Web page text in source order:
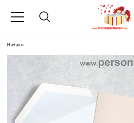
Начало